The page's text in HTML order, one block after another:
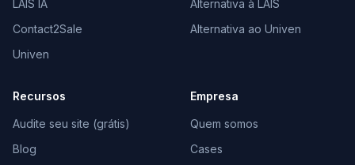
LAIS IA
Contact2Sale
Univen
Alternativa à LAIS
Alternativa ao Univen
Recursos
Audite seu site (grátis)
Blog
Empresa
Quem somos
Cases